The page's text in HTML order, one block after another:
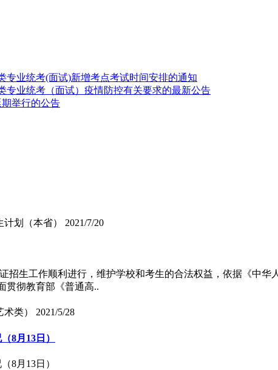
专业统考(面试)新增考点考试时间安排的通知
专业统考（面试）疫情防控有关要求的最新公告
举行的公告
划（本省） 2021/7/20
招生工作顺利进行，维护学校和考生的合法权益，依据《中
贯彻教育部《普通高..
类） 2021/5/28
8月13日）
8月13日）